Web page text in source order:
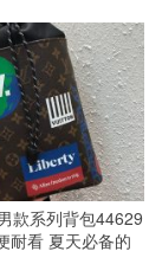
款系列背包44629
耐看 夏天必备的